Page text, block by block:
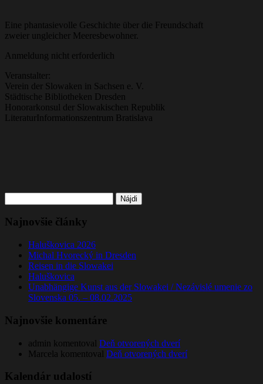
Eine phantasievolle Geschichte über die Freundschaft
zweier ungleicher Meeresbewohner.
Anmeldung nicht erforderlich
Veranstalter:
Verein der Slowaken in Sachsen e. V.
Städtische Bibliotheken Dresden
Honorarkonsul der Slowakischen Republik
LiteraturInformationszentrum Bratislava
Najnovšie články
Haluškovica 2026
Michal Hvorecký in Dresden
Reisen in die Slowakei
Haluškovica
Unabhängige Kunst aus der Slowakei / Nezávislé umenie zo
Slovenska 05. – 08.02.2025
Najnovšie komentáre
admin komentoval Deň otvorených dverí
Marcela komentoval Deň otvorených dverí
Kalendár udalostí